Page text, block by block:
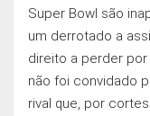
Super Bowl são
um derrotado a
direito a perder
não foi convidado
rival que, por